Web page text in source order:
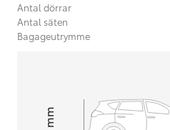
Antal dörrar
Antal säten
Bagageutrymme
mm